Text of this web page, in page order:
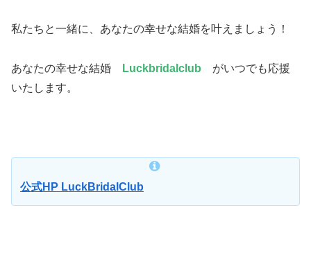
私たちと一緒に、あなたの幸せな結婚を叶えましょう！
あなたの幸せな結婚 Luckbridalclub がいつでも応援
いたします。
公式HP LuckBridalClub